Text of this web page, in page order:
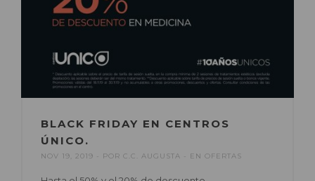
BLACK FRIDAY EN CENTROS
ÚNICO.
NOV 19, 2019 POR C.C. AUGUSTA EN OFERTAS